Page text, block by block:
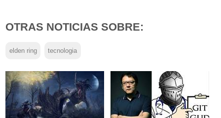
OTRAS NOTICIAS SOBRE:
elden ring tecnologia